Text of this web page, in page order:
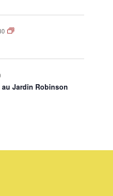
Jardin Robinson